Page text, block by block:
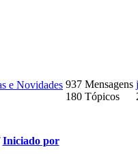
e Novidades 937 Mensagens
180 Tópicos
Iniciado por